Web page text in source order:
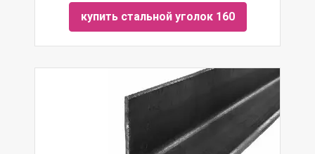
купить стальной уголок 160